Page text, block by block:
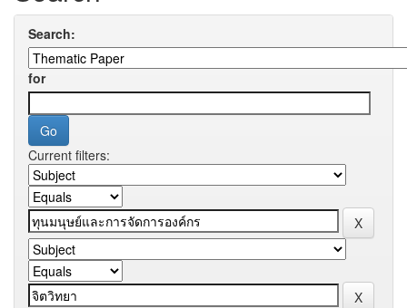
Search:
for
Current filters: